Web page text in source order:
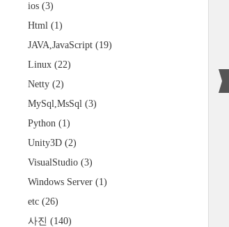
ios (3)
Html (1)
JAVA,JavaScript (19)
Linux (22)
Netty (2)
MySql,MsSql (3)
Python (1)
Unity3D (2)
VisualStudio (3)
Windows Server (1)
etc (26)
사진 (140)